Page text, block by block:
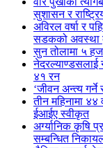
सुशासन र
अविरल वर्षा र
सडकको अवस्था
सुन तोलामा ५
४१ रन
‘जीवन अन्त्य
तीन महिनामा
ईआईए स्वीकृत
अर्ग्यानिक कृषि
सम्बन्धित